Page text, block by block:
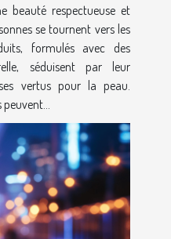
beauté respectueuse et
se tournent vers les
formulés avec des
séduisent par leur
vertus pour la peau.